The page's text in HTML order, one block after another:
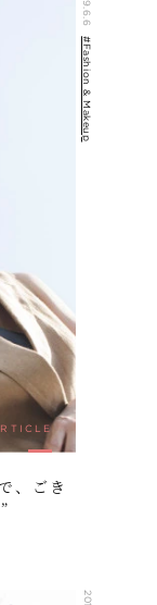
#Fashion & Makeup
、ごき